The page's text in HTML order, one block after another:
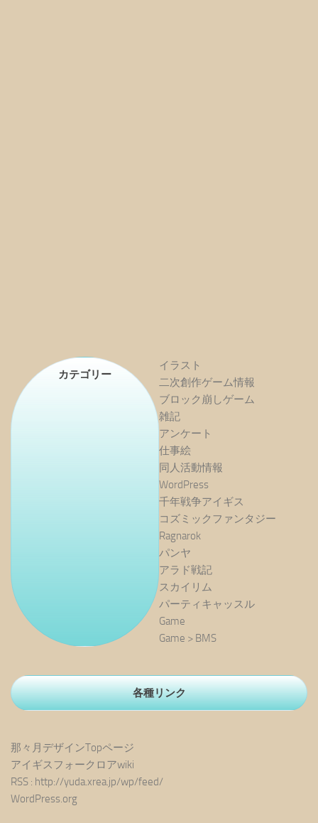
カテゴリー
イラスト
二次創作ゲーム情報
ブロック崩しゲーム
雑記
アンケート
仕事絵
同人活動情報
WordPress
千年戦争アイギス
コズミックファンタジー
Ragnarok
パンヤ
アラド戦記
スカイリム
パーティキャッスル
Game
Game > BMS
各種リンク
那々月デザインTopページ
アイギスフォークロアwiki
RSS : http://yuda.xrea.jp/wp/feed/
WordPress.org